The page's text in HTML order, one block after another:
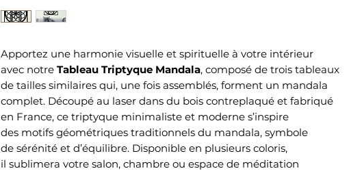
Apportez une harmonie visuelle et spirituelle à votre intérieur
avec notre Tableau Triptyque Mandala, composé de trois tableaux
de tailles similaires qui, une fois assemblés, forment un mandala
complet. Découpé au laser dans du bois contreplaqué et fabriqué
en France, ce triptyque minimaliste et moderne s’inspire
des motifs géométriques traditionnels du mandala, symbole
de sérénité et d’équilibre. Disponible en plusieurs coloris,
il sublimera votre salon, chambre ou espace de méditation